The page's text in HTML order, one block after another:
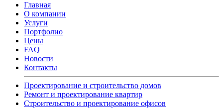
Главная
О компании
Услуги
Портфолио
Цены
FAQ
Новости
Контакты
Проектирование и строительство домов
Ремонт и проектирование квартир
Строительство и проектирование офисов